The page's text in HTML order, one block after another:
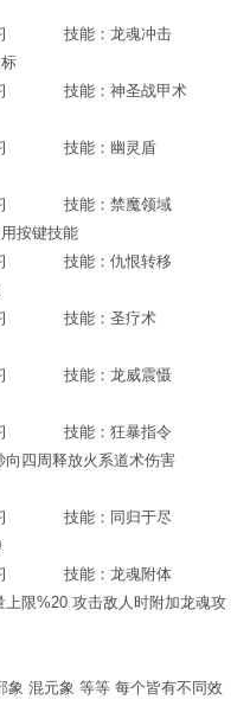
学习 技能：龙魂冲击
学习 技能：神圣战甲术
） 学习 技能：幽灵盾
学习 技能：禁魔领域
按键技能
学习 技能：仇恨转移
宝
） 学习 技能：圣疗术
量
学习 技能：龙威震慑
敌人
学习 技能：狂暴指令
向四周释放火系道术伤害
学习 技能：同归于尽
学习 技能：龙魂附体
限%20 攻击敌人时附加龙魂攻
象 混元象 等等 每个皆有不同效